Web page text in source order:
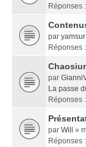
Réponses :
par yamsur
Réponses :
par
La passe
Réponses :
par Will »
Réponses :